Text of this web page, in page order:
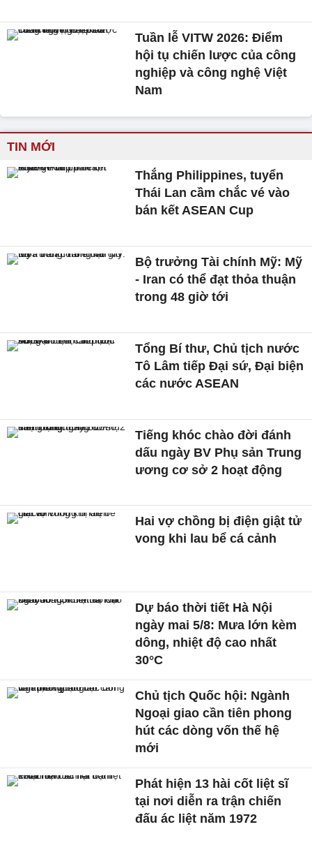
Tuần lễ VITW 2026: Điểm
hội tụ chiến lược của công
nghiệp và công nghệ Việt
Nam
TIN MỚI
Thắng Philippines, tuyển
Thái Lan cầm chắc vé vào
bán kết ASEAN Cup
Bộ trưởng Tài chính Mỹ: Mỹ
- Iran có thể đạt thỏa thuận
trong 48 giờ tới
Tổng Bí thư, Chủ tịch nước
Tô Lâm tiếp Đại sứ, Đại biện
các nước ASEAN
Tiếng khóc chào đời đánh
dấu ngày BV Phụ sản Trung
ương cơ sở 2 hoạt động
Hai vợ chồng bị điện giật tử
vong khi lau bể cá cảnh
Dự báo thời tiết Hà Nội
ngày mai 5/8: Mưa lớn kèm
dông, nhiệt độ cao nhất
30°C
Chủ tịch Quốc hội: Ngành
Ngoại giao cần tiên phong
hút các dòng vốn thế hệ
mới
Phát hiện 13 hài cốt liệt sĩ
tại nơi diễn ra trận chiến
đấu ác liệt năm 1972